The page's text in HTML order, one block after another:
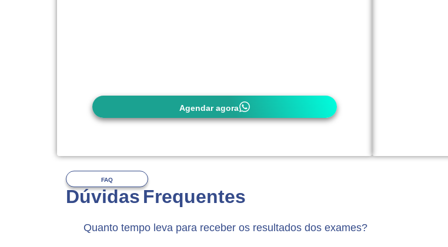
Agendar agora
FAQ
Dúvidas Frequentes
Quanto tempo leva para receber os resultados dos exames?